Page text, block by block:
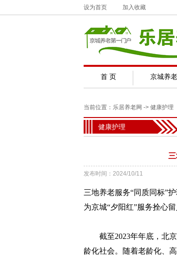
设为首页 加入收藏
首 页 京城养
当前位置： 乐居养老网 -> 健康护理
健康护理
发布时间：2024/10/11
三地养老服务“同质同标”
为京城“夕阳红”服务拴心留
截至2023年年底，北京
龄化社会。随着老龄化、